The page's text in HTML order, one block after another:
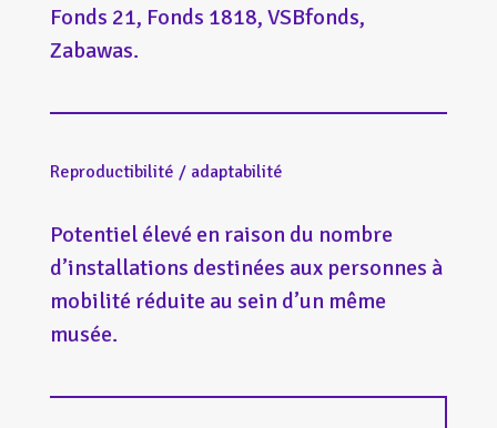
Fonds 21, Fonds 1818, VSBfonds,
Zabawas.
Reproductibilité / adaptabilité
Potentiel élevé en raison du nombre
d’installations destinées aux personnes à
mobilité réduite au sein d’un même
musée.